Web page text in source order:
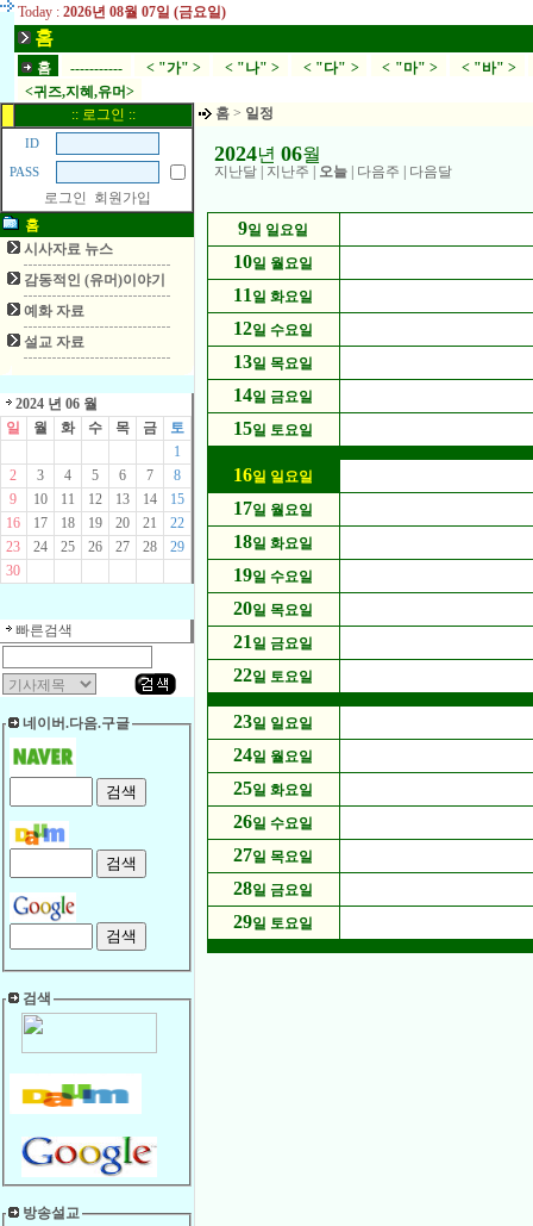
Today : 2026년 08월 07일 (금요일)
홈
홈 ----------- < "가" > < "나" > < "다" > < "마" > < "바" >
<귀즈,지혜,유머>
:: 로그인 ::
ID
PASS
로그인
회원가입
홈
시사자료 뉴스
감동적인 (유머)이야기
예화 자료
설교 자료
2024 년 06 월
일
월 화 수 목 금
토
1
2
3 4 5 6 7
8
9
10 11 12 13 14
15
16
17 18 19 20 21
22
23
24 25 26 27 28
29
30
빠른검색
네이버.다음.구글
검색
방송설교
홈 > 일정
2024년 06월
지난달 지난주 오늘 다음주 다음달
9일 일요일
10일 월요일
11 일 화요일
12일 수요일
13일 목요일
14일 금요일
15일 토요일
16일 일요일
17일 월요일
18일 화요일
19일 수요일
20일 목요일
21 일 금요일
22일 토요일
23일 일요일
24일 월요일
25일 화요일
26일 수요일
27일 목요일
28일 금요일
29일 토요일